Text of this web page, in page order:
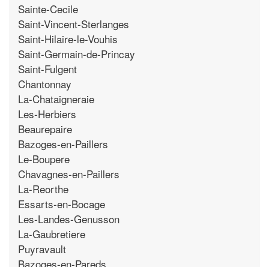
Sainte-Cecile
Saint-Vincent-Sterlanges
Saint-Hilaire-le-Vouhis
Saint-Germain-de-Princay
Saint-Fulgent
Chantonnay
La-Chataigneraie
Les-Herbiers
Beaurepaire
Bazoges-en-Paillers
Le-Boupere
Chavagnes-en-Paillers
La-Reorthe
Essarts-en-Bocage
Les-Landes-Genusson
La-Gaubretiere
Puyravault
Bazoges-en-Pareds